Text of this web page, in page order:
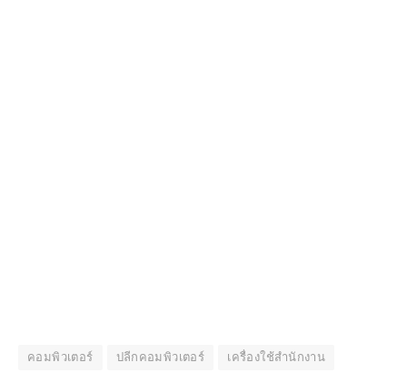
คอมพิวเตอร์ ปลีกคอมพิวเตอร์ เครื่องใช้สำนักงาน